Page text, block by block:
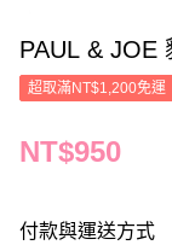
PAUL & JOE
超取滿NT$1,200免運
NT$950
付款與運送方式